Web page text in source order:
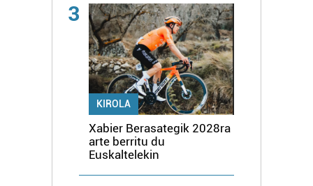
3
KIROLA
Xabier Berasategik 2028ra
arte berritu du
Euskaltelekin